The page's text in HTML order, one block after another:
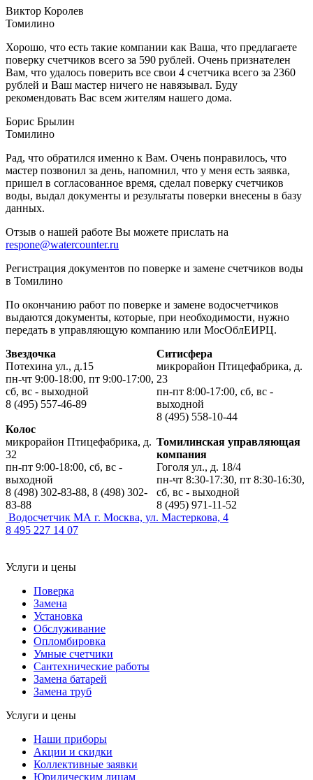
Виктор Королев
Томилино
Хорошо, что есть такие компании как Ваша, что предлагаете
поверку счетчиков всего за 590 рублей. Очень признателен
Вам, что удалось поверить все свои 4 счетчика всего за 2360
рублей и Ваш мастер ничего не навязывал. Буду
рекомендовать Вас всем жителям нашего дома.
Борис Брылин
Томилино
Рад, что обратился именно к Вам. Очень понравилось, что
мастер позвонил за день, напомнил, что у меня есть заявка,
пришел в согласованное время, сделал поверку счетчиков
воды, выдал документы и результаты поверки внесены в базу
данных.
Отзыв о нашей работе Вы можете прислать на
respone@watercounter.ru
Регистрация документов по поверке и замене счетчиков воды
в Томилино
По окончанию работ по поверке и замене водосчетчиков
выдаются документы, которые, при необходимости, нужно
передать в управляющую компанию или МосОблЕИРЦ.
Звездочка
Потехина ул., д.15
пн-чт 9:00-18:00, пт 9:00-17:00,
сб, вс - выходной
8 (495) 557-46-89
Колос
микрорайон Птицефабрика, д.
32
пн-пт 9:00-18:00, сб, вс -
выходной
8 (498) 302-83-88, 8 (498) 302-
83-88
Ситисфера
микрорайон Птицефабрика, д.
23
пн-пт 8:00-17:00, сб, вс -
выходной
8 (495) 558-10-44
Томилинская управляющая
компания
Гоголя ул., д. 18/4
пн-чт 8:30-17:30, пт 8:30-16:30,
сб, вс - выходной
8 (495) 971-11-52
Водосчетчик МА г. Москва, ул. Мастеркова, 4
8 495 227 14 07
Услуги и цены
Поверка
Замена
Установка
Обслуживание
Опломбировка
Умные счетчики
Сантехнические работы
Замена батарей
Замена труб
Услуги и цены
Наши приборы
Акции и скидки
Коллективные заявки
Юридическим лицам